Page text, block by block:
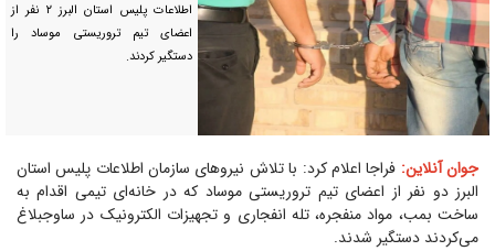
اطلاعات پلیس استان البرز ۲ نفر از
اعضای تیم تروریستی موساد را
دستگیر کردند.
جوان آنلاین: فراجا اعلام کرد: با تلاش نیروهای سازمان اطلاعات پلیس استان
البرز دو نفر از اعضای تیم تروریستی موساد که در خانه‌ای تیمی اقدام به
ساخت بمب، مواد منفجره، تله انفجاری و تجهیزات الکترونیک در ساوجبلاغ
می‌کردند دستگیر شدند.